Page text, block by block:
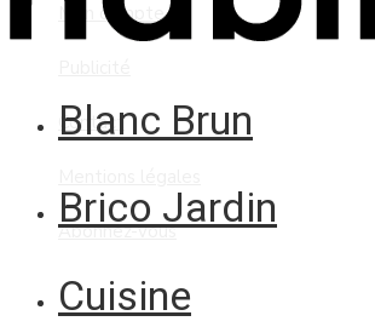
Mon compte
Contact
Abonnez-vous
Blanc Brun
Brico Jardin
Cuisine